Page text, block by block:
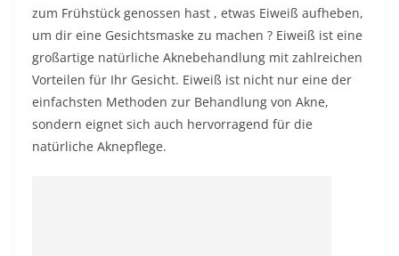
zum Frühstück genossen hast , etwas Eiweiß aufheben,
um dir eine Gesichtsmaske zu machen ? Eiweiß ist eine
großartige natürliche Aknebehandlung mit zahlreichen
Vorteilen für Ihr Gesicht. Eiweiß ist nicht nur eine der
einfachsten Methoden zur Behandlung von Akne,
sondern eignet sich auch hervorragend für die
natürliche Aknepflege.